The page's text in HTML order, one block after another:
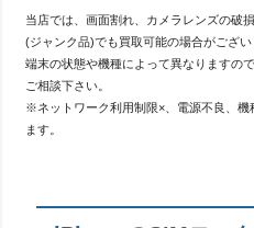
当店では、画面割れ、カメラレンズの破
(ジャンク品)でも買取可能の場合がござい
端末の状態や機種によって異なりますの
ご相談下さい。
※ネットワーク利用制限×、電源不良、
ます。